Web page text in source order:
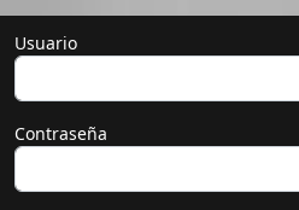
Usuario
Contraseña